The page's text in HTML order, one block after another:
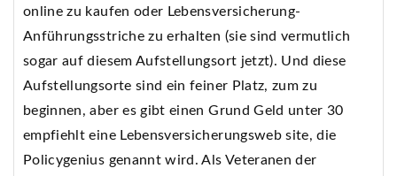
online zu kaufen oder Lebensversicherung-
Anführungsstriche zu erhalten (sie sind vermutlich
sogar auf diesem Aufstellungsort jetzt). Und diese
Aufstellungsorte sind ein feiner Platz, zum zu
beginnen, aber es gibt einen Grund Geld unter 30
empfiehlt eine Lebensversicherungsweb site, die
Policygenius genannt wird. Als Veteranen der